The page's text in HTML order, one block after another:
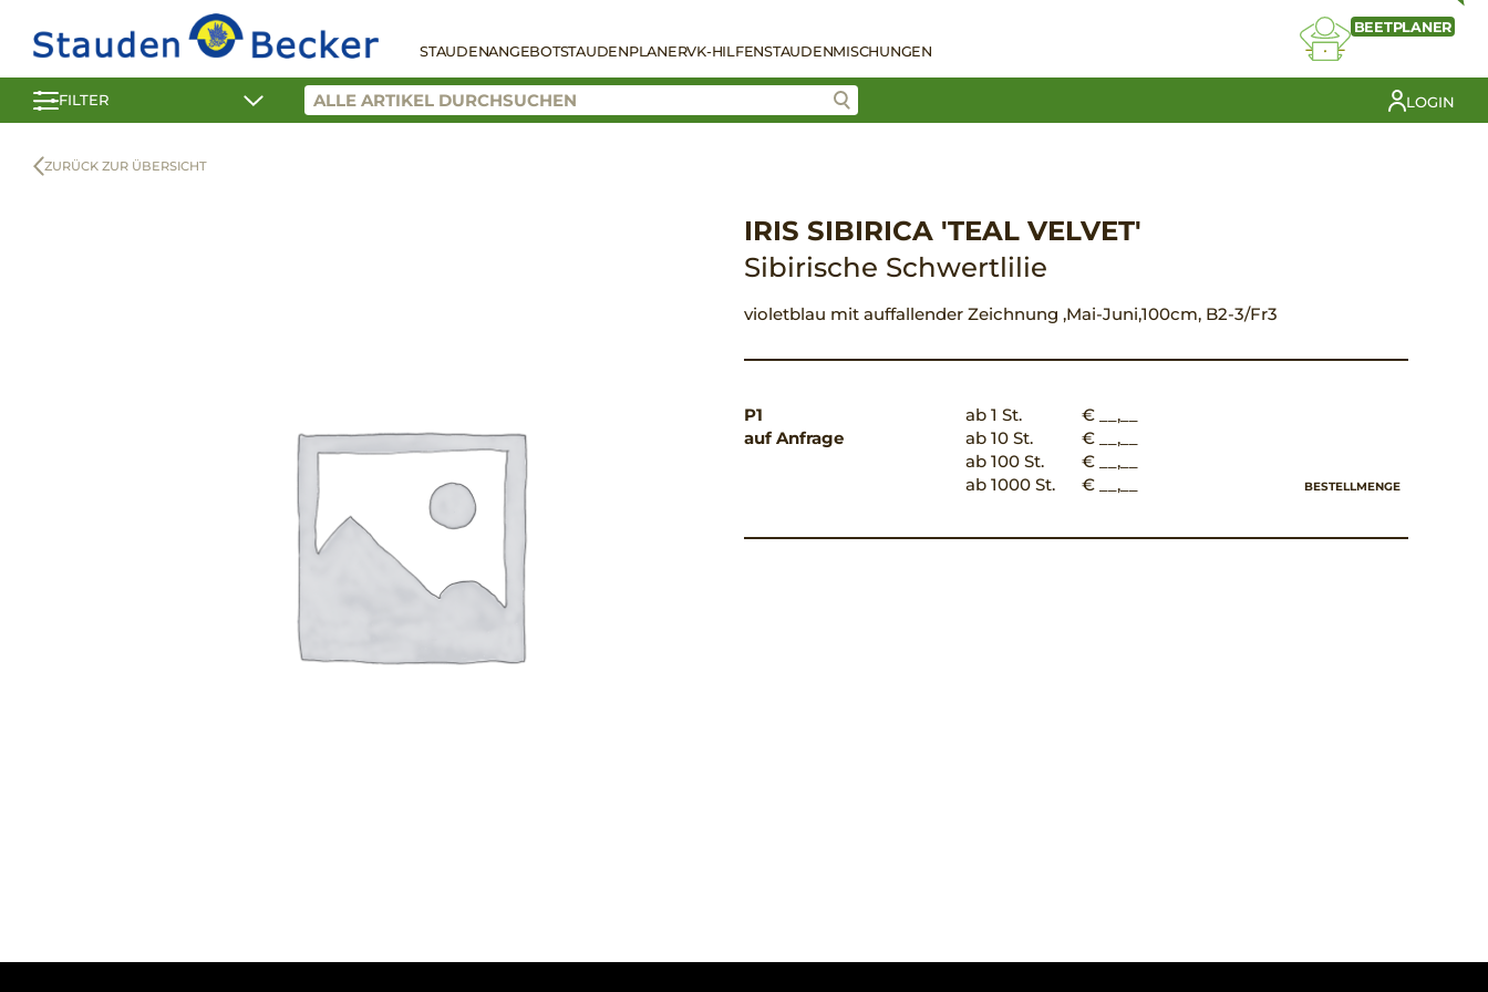
STAUDENANGEBOTSTAUDENPLANERVK-HILFENSTAUDENMISCHUNGEN
BEETPLANER
FILTER LOGIN
ZURÜCK ZUR ÜBERSICHT
IRIS SIBIRICA 'TEAL VELVET'
Sibirische Schwertlilie
violetblau mit auffallender Zeichnung ,Mai-Juni,100cm, B2-3/Fr3
P1
auf Anfrage
ab 1 St.
€ __,__
ab 10 St.
€ __,__
ab 100 St.
€ __,__
ab 1000 St.
€ __,__ BESTELLMENGE